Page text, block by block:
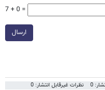
7 + 0 =
ارسال
0 نظرات غیرقابل انتشار: 0